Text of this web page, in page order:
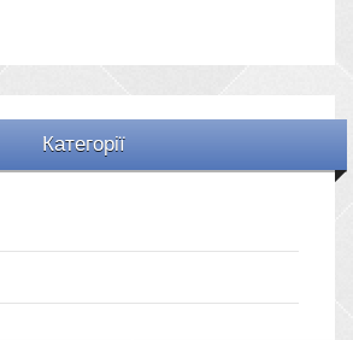
Категорії